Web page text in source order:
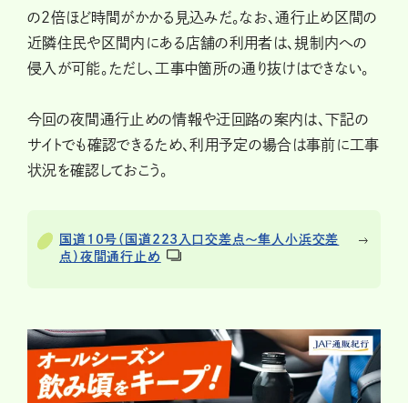
の2倍ほど時間がかかる見込みだ。なお、通行止め区間の
近隣住民や区間内にある店舗の利用者は、規制内への
侵入が可能。ただし、工事中箇所の通り抜けはできない。
今回の夜間通行止めの情報や迂回路の案内は、下記の
サイトでも確認できるため、利用予定の場合は事前に工事
状況を確認しておこう。
国道10号（国道223入口交差点～隼人小浜交差
点）夜間通行止め